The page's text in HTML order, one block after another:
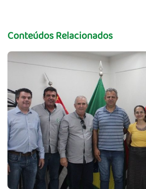
Conteúdos Relacionados